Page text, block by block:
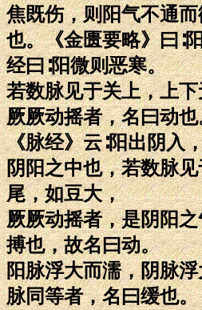
焦既伤，则阳气不通
也。《金匮要略》曰∶
经曰∶阳微则恶寒。
若数脉见于关上，上
厥厥动摇者，名曰动也
《脉经》云∶阳出阴入
阴阳之中也，若数脉
尾，如豆大，
厥厥动摇者，是阴阳
搏也，故名曰动。
阳脉浮大而濡，阴脉
脉同等者，名曰缓也。